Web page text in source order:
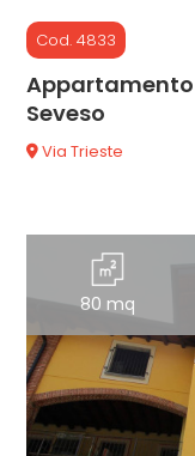
Cod. 4833
Seveso
Via Trieste
80 mq
minimi
Qualsiasi
1
4
5